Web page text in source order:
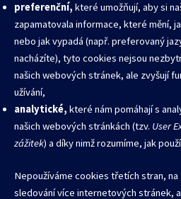
preferenční, které umožňují, aby si
zapamatovala informace, které mění,
nebo jak vypadá (např. preferovaný
nacházíte), tyto cookies nejsou
našich webových stránek, ale zvyšují
užívání,
analytické, které nám pomáhají s
našich webových stránkách (tzv. User
zážitek) a díky nimž rozumíme, jak
Nepoužíváme cookies třetích stran, na
sledování více internetových stránek,